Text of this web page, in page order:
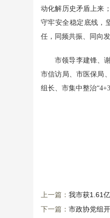
动化解历史矛盾上来
守牢安全稳定底线，
任，同频共振、同向
市领导李建锋、
市信访局、市医保局
组长、市集中整治
上一篇： 我市获1.61
下一篇： 市政协党组